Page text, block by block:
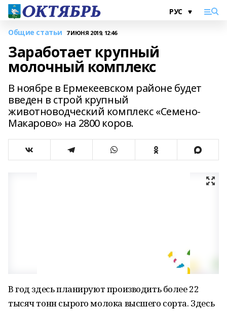
Общие статьи 7 ИЮНЯ 2019, 12:46
Заработает крупный
молочный комплекс
В ноябре в Ермекеевском районе будет
введен в строй крупный
животноводческий комплекс «Семено-
Макарово» на 2800 коров.
В год здесь планируют производить более 22
тысяч тонн сырого молока высшего сорта. Здесь